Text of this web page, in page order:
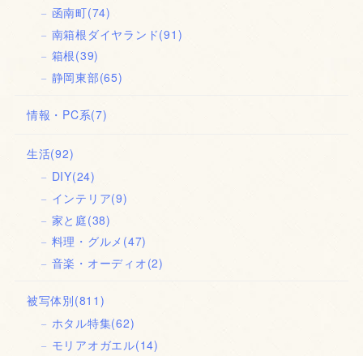
函南町(74)
南箱根ダイヤランド(91)
箱根(39)
静岡東部(65)
情報・PC系(7)
生活(92)
DIY(24)
インテリア(9)
家と庭(38)
料理・グルメ (47)
音楽・オーディオ(2)
被写体別(811)
ホタル特集(62)
モリアオガエル(14)